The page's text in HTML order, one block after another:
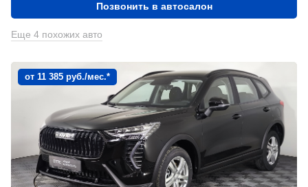
Позвонить в автосалон
Еще 4 похожих авто
от 11 385 руб./мес.*